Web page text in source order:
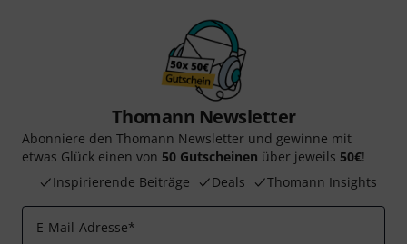
Thomann Newsletter
Abonniere den Thomann Newsletter und gewinne mit
etwas Glück einen von 50 Gutscheinen über jeweils 50€!
Inspirierende Beiträge
Deals Thomann Insights
E-Mail-Adresse*